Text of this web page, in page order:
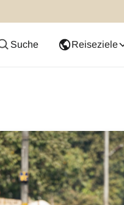
Suche Reiseziele